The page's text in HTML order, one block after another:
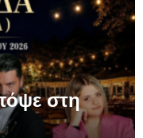
στη